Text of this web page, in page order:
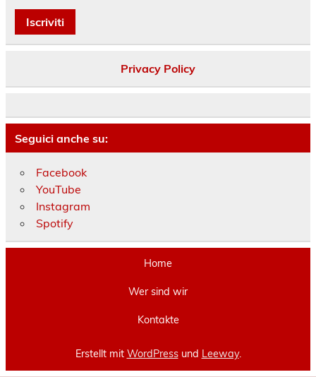
Privacy Policy
Seguici anche su:
Facebook
YouTube
Instagram
Spotify
Home
Wer sind wir
Kontakte
Erstellt mit WordPressund Leeway.